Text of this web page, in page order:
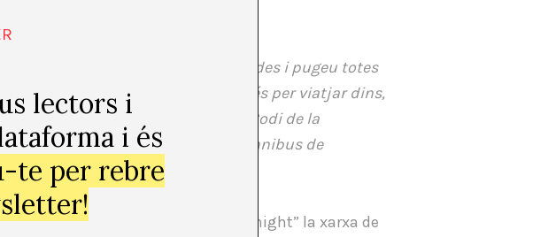
autobusos Routmaster.
així que reduïu totes les parades i pugeu totes
fer un escàndol? Val la pena només per viatjar dins,
de la carretera, observador del Codi de la
noranta-sis cavalls de força, un òmnibus de
“Down the tube station at midnight” la xarxa de
lectors i
i és
te per rebre